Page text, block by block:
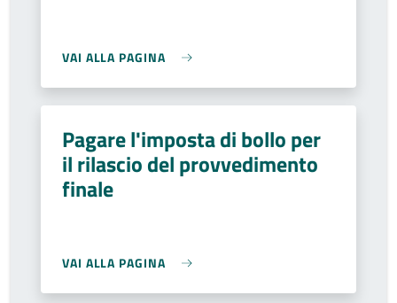
VAI ALLA PAGINA
Pagare l'imposta di bollo per
il rilascio del provvedimento
finale
VAI ALLA PAGINA